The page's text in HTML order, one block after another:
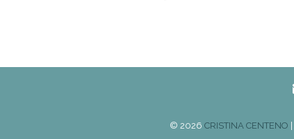
© 2026 CRISTINA CENTENO